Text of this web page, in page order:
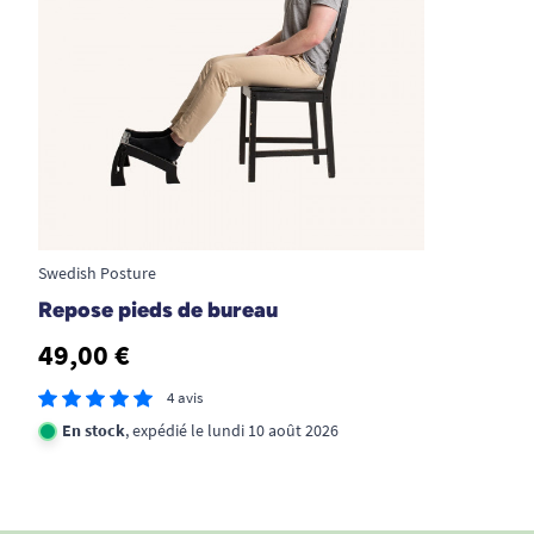
tensions dans la paume et l’avant-bras.
Contrairement aux tapis traditionnels, cette
version haut de gamme privilégie une adaptation
précise à la morphologie de chaque utilisateur.
Le gel s’adapte à la chaleur corporelle et épouse
Réduction des frottements
d’échauffement de la peau malgré les
mouvements répétés.
mouvements sans déformation
prématurée.
Swedish Posture
Repose pieds de bureau
49,00 €
4 avis
En stock, expédié le lundi 10 août 2026